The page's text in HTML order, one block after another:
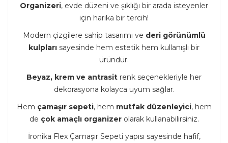
Organizeri, evde düzeni ve şıklığı bir arada isteyenler
için harika bir tercih!
Modern çizgilere sahip tasarımı ve deri görünümlü
kulpları sayesinde hem estetik hem kullanışlı bir
üründür.
Beyaz, krem ve antrasit renk seçenekleriyle her
dekorasyona kolayca uyum sağlar.
Hem çamaşır sepeti, hem mutfak düzenleyici, hem
de çok amaçlı organizerolarak kullanabilirsiniz.
İronika Flex Çamaşır Sepeti yapısı sayesinde hafif,